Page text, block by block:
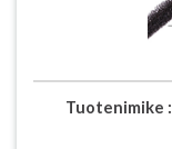
Tuotenimike :